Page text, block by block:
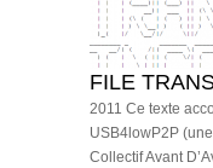
FILE
2011 Ce texte
USB4lowP2P
Collectif Avant